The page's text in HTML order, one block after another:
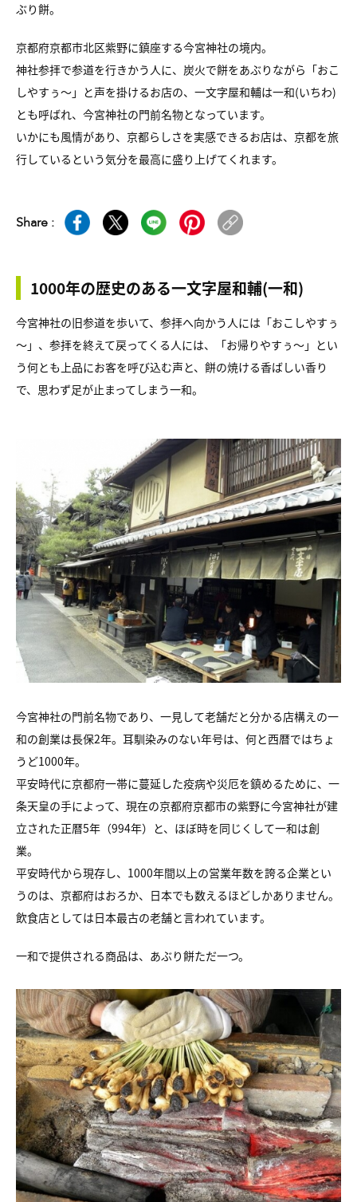
ぶり餅。
京都府京都市北区紫野に鎮座する今宮神社の境内。
神社参拝で参道を行きかう人に、炭火で餅をあぶりながら「おこ
しやすぅ～」と声を掛けるお店の、一文字屋和輔は一和(いちわ)
とも呼ばれ、今宮神社の門前名物となっています。
いかにも風情があり、京都らしさを実感できるお店は、京都を旅
行しているという気分を最高に盛り上げてくれます。
Share :
1000年の歴史のある一文字屋和輔(一和)
今宮神社の旧参道を歩いて、参拝へ向かう人には「おこしやすぅ
～」、参拝を終えて戻ってくる人には、「お帰りやすぅ～」とい
う何とも上品にお客を呼び込む声と、餅の焼ける香ばしい香り
で、思わず足が止まってしまう一和。
今宮神社の門前名物であり、一見して老舗だと分かる店構えの一
和の創業は長保2年。耳馴染みのない年号は、何と西暦ではちょ
うど1000年。
平安時代に京都府一帯に蔓延した疫病や災厄を鎮めるために、一
条天皇の手によって、現在の京都府京都市の紫野に今宮神社が建
立された正暦5年（994年）と、ほぼ時を同じくして一和は創
業。
平安時代から現存し、1000年間以上の営業年数を誇る企業とい
うのは、京都府はおろか、日本でも数えるほどしかありません。
飲食店としては日本最古の老舗と言われています。
一和で提供される商品は、あぶり餅ただ一つ。